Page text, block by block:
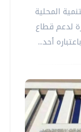
المحلية
لدعم قطاع
أحد...